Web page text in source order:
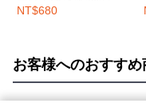
褲-裸感膚
NT$680
お客様へのおすすめ